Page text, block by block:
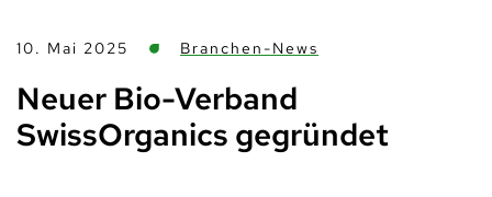
10. Mai 2025 Branchen-News
Neuer Bio-Verband
SwissOrganics gegründet